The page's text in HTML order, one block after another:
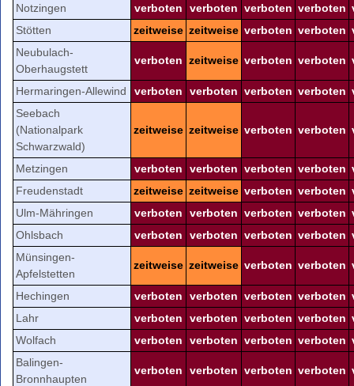
Notzingen verboten verboten verboten verboten
Stötten
zeitweise zeitweise verboten verboten
Neubulach-
Oberhaugstett
verboten zeitweise verboten verboten
Hermaringen-Allewind verboten verboten verboten verboten
Seebach
(Nationalpark
Schwarzwald)
zeitweise zeitweise verboten verboten
Metzingen verboten verboten verboten verboten
Freudenstadt
zeitweise zeitweise verboten verboten
Ulm-Mähringen
verboten verboten verboten verboten
Ohlsbach
verboten verboten verboten verboten
Münsingen-
Apfelstetten
zeitweise zeitweise verboten verboten
Hechingen verboten verboten verboten verboten
Lahr
verboten verboten verboten verboten
Wolfach
verboten verboten verboten verboten
Balingen-
Bronnhaupten
verboten verboten verboten verboten